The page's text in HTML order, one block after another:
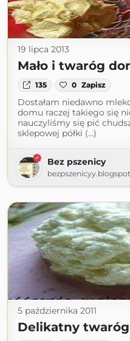
19 lipca 2013
Mało i twaróg
135 0 Zapisz
Dostałam niedawno
domu raczej takiego się
nauczyliśmy się pić
sklepowej półki (...)
Bez pszenicy
5 października 2011
Delikatny